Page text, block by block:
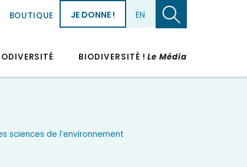
BOUTIQUE JE DONNE ! EN
BIODIVERSITÉ !Le Média
sciences de l’environnement